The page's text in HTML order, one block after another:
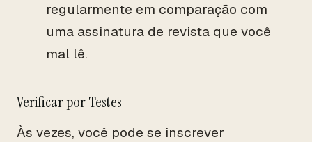
regularmente em comparação com
uma assinatura de revista que você
mal lê.
Verificar por Testes
Às vezes, você pode se inscrever